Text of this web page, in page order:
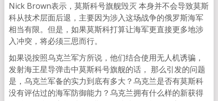
Nick Brown表示，莫斯科号旗舰毁灭 本身并不会导致莫斯
科从技术层面后退，主要因为涉入这场战争的俄罗斯海军
相当有限。但是，如果莫斯科打算让海军更直接更多地涉
入冲突，将必须三思而行。
如果说按照乌克兰军方所说，他们结合使用无人机诱骗，
发射海王星导弹击中莫斯科号旗舰的话， 那么引发的问题
是，乌克兰军备的实力到底有多大？乌克兰是否有莫斯科
没有评估过的海军防御能力？乌克兰拥有什么样的新获得